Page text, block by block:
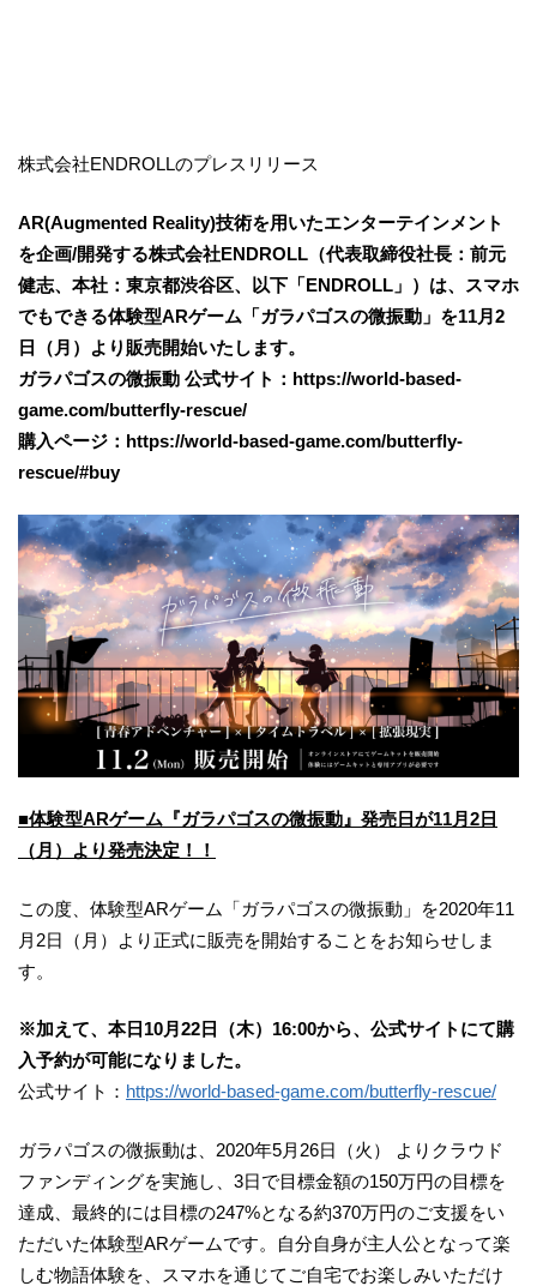
株式会社ENDROLLのプレスリリース
AR(Augmented Reality)技術を用いたエンターテインメント
を企画/開発する株式会社ENDROLL（代表取締役社長：前元
健志、本社：東京都渋谷区、以下「ENDROLL」）は、スマホ
でもできる体験型ARゲーム「ガラパゴスの微振動」を11月2
日（月）より販売開始いたします。
ガラパゴスの微振動 公式サイト：https://world-based-
game.com/butterfly-rescue/
購入ページ：https://world-based-game.com/butterfly-
rescue/#buy
■体験型ARゲーム『ガラパゴスの微振動』発売日が11月2日
（月）より発売決定！！
この度、体験型ARゲーム「ガラパゴスの微振動」を2020年11
月2日（月）より正式に販売を開始することをお知らせしま
す。
※加えて、本日10月22日（木）16:00から、公式サイトにて購
入予約が可能になりました。
公式サイト： https://world-based-game.com/butterfly-rescue/
ガラパゴスの微振動は、2020年5月26日（火） よりクラウド
ファンディングを実施し、3日で目標金額の150万円の目標を
達成、最終的には目標の247%となる約370万円のご支援をい
ただいた体験型ARゲームです。自分自身が主人公となって楽
しむ物語体験を、スマホを通じてご自宅でお楽しみいただけ